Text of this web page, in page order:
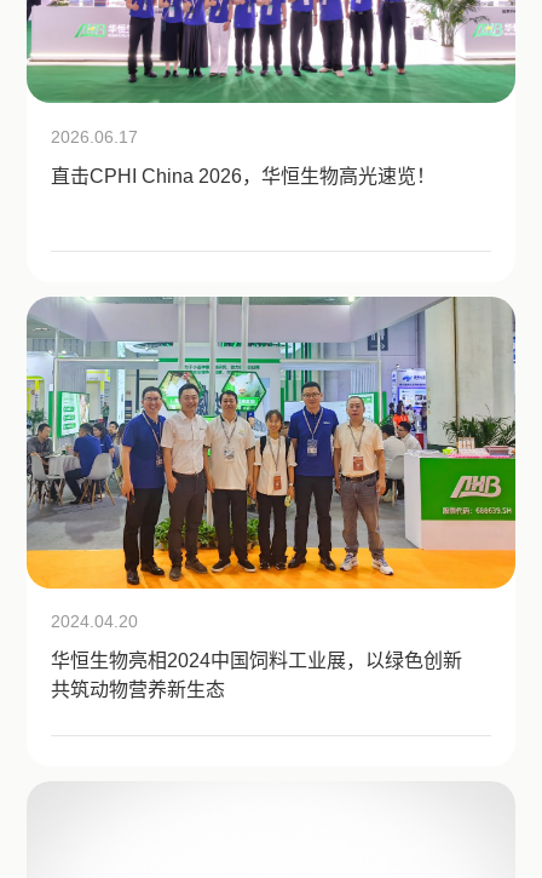
2026.06.17
直击CPHI China 2026，华恒生物高光速览！
2024.04.20
华恒生物亮相2024中国饲料工业展，以绿色创新
共筑动物营养新生态